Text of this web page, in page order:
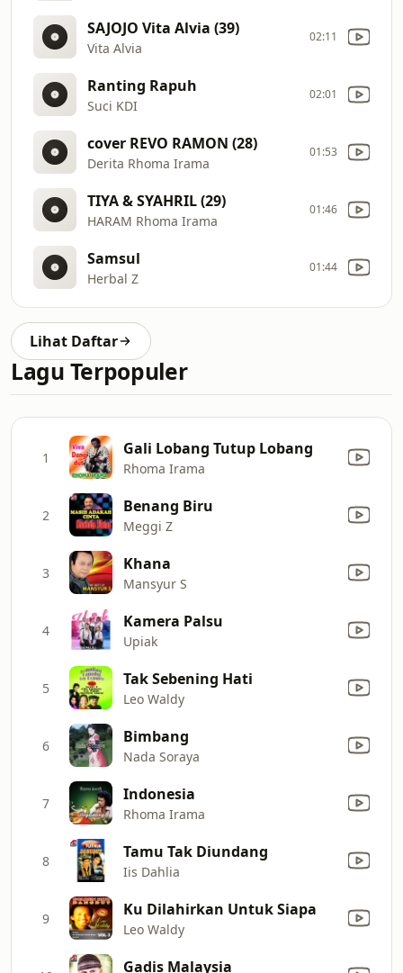
SAJOJO Vita Alvia (39)
Vita Alvia
02:11
Ranting Rapuh
Suci KDI
02:01
cover REVO RAMON (28)
Derita Rhoma Irama
01:53
TIYA & SYAHRIL (29)
HARAM Rhoma Irama
01:46
Samsul
Herbal Z
01:44
Lihat Daftar
Lagu Terpopuler
1 Gali Lobang Tutup Lobang
Rhoma Irama
2 Benang Biru
Meggi Z
3 Khana
Mansyur S
4 Kamera Palsu
Upiak
5 Tak Sebening Hati
Leo Waldy
6 Bimbang
Nada Soraya
7 Indonesia
Rhoma Irama
8 Tamu Tak Diundang
Iis Dahlia
9 Ku Dilahirkan Untuk Siapa
Leo Waldy
Gadis Malaysia